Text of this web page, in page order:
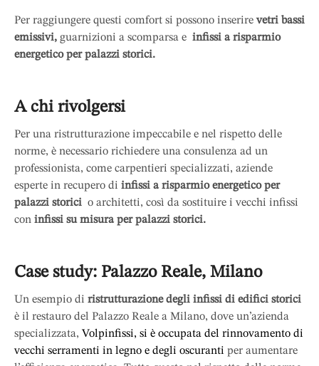
Per raggiungere questi comfort si possono inserirevetri bassi
emissivi, guarnizioni a scomparsa e infissi a risparmio
energetico per palazzi storici.
A chi rivolgersi
Per una ristrutturazione impeccabile e nel rispetto delle
norme, è necessario richiedere una consulenza ad un
professionista, come carpentieri specializzati, aziende
esperte in recupero di infissi a risparmio energetico per
palazzi storici o architetti, così da sostituire i vecchi infissi
con infissi su misura per palazzi storici.
Case study: Palazzo Reale, Milano
Un esempio di ristrutturazione degli infissi di edifici storici
è il restauro del Palazzo Reale a Milano, dove un’azienda
specializzata, Volpinfissi, si è occupata del rinnovamento di
vecchi serramenti in legno e degli oscuranti per aumentare